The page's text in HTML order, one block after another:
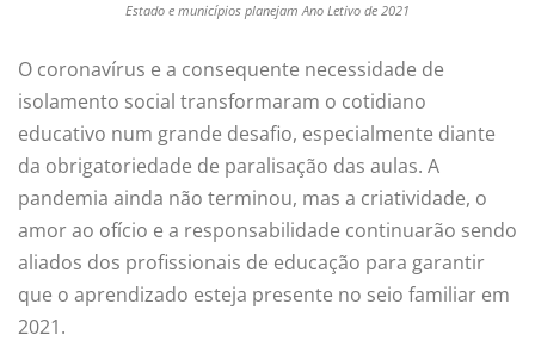
Estado e municípios planejam Ano Letivo de 2021
O coronavírus e a consequente necessidade de
isolamento social transformaram o cotidiano
educativo num grande desafio, especialmente diante
da obrigatoriedade de paralisação das aulas. A
pandemia ainda não terminou, mas a criatividade, o
amor ao ofício e a responsabilidade continuarão sendo
aliados dos profissionais de educação para garantir
que o aprendizado esteja presente no seio familiar em
2021.